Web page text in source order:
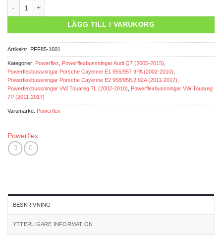
LÄGG TILL I VARUKORG
Artikelnr: PFF85-1601
Kategorier: Powerflex Powerflexbussningar Audi Q7 (2005-2015)
Powerflexbussningar Porsche Cayenne E1 955/957 9PA (2002-2010)
Powerflexbussningar Porsche Cayenne E2 958/958.2 92A (2011-2017)
Powerflexbussningar VW Touareg 7L (2002-2010)
Powerflexbussningar VW Touareg
7P (2011-2017)
Varumärke: Powerflex
Powerflex
BESKRIVNING
YTTERLIGARE INFORMATION